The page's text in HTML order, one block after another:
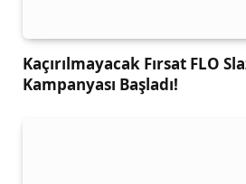
Kaçırılmayacak Fırsat FLO
Kampanyası Başladı!